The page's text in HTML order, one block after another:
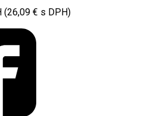
(26,09 € s DPH)